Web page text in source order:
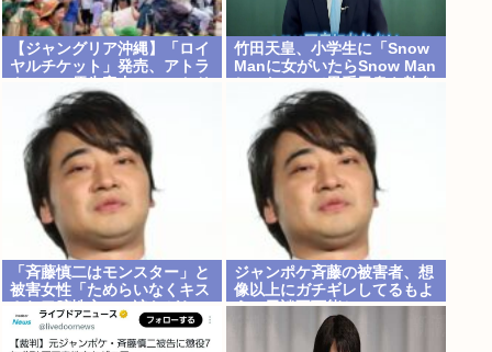
【ジャングリア沖縄】「ロイ
ヤルチケット」発売、アトラ
クション優先案内、ソフトド
リンク飲み放題、スパ利用、
駐車場無料…大人29700円
竹田天皇、小学生に「Snow
Manに女がいたらSnow Man
じゃない」で男系天皇を熱弁
「斉藤慎二はモンスター」と
被害女性「ためらいなくキス
され口腔性交…」涙ながらに
訴えた被害後の”深刻な
PTSD”
ジャンポケ斉藤の被害者、想
像以上にガチギレしてるもよ
う。示談不可能か。